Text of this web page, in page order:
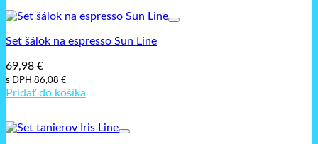
Set šálok na espresso Sun Line
69,98 €
s DPH 86,08 €
Pridať do košíka